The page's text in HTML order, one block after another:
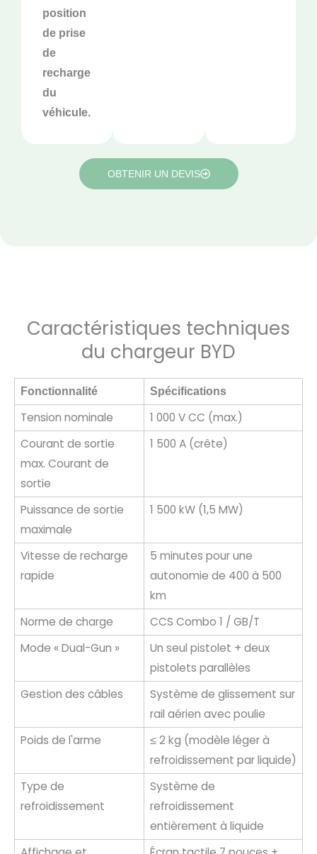
position
de prise
de
recharge
du
véhicule.
OBTENIR UN DEVIS
Caractéristiques techniques
du chargeur BYD
Fonctionnalité Spécifications
Tension nominale
1 000 V CC (max.)
Courant de sortie
max. Courant de
sortie
1 500 A (crête)
Puissance de sortie
maximale
1 500 kW (1,5 MW)
Vitesse de recharge
rapide
5 minutes pour une
autonomie de 400 à 500
km
Norme de charge
CCS Combo 1 / GB/T
Mode « Dual-Gun »
Un seul pistolet + deux
pistolets parallèles
Gestion des câbles
Système de glissement sur
rail aérien avec poulie
Poids de l'arme
≤ 2 kg (modèle léger à
refroidissement par liquide)
Type de
refroidissement
Système de
refroidissement
entièrement à liquide